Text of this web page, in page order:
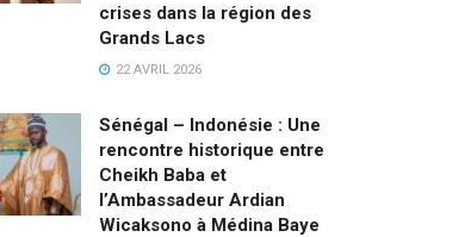
crises dans la région des
Grands Lacs
22 AVRIL 2026
Sénégal – Indonésie : Une
rencontre historique entre
Cheikh Baba et
l’Ambassadeur Ardian
Wicaksono à Médina Baye